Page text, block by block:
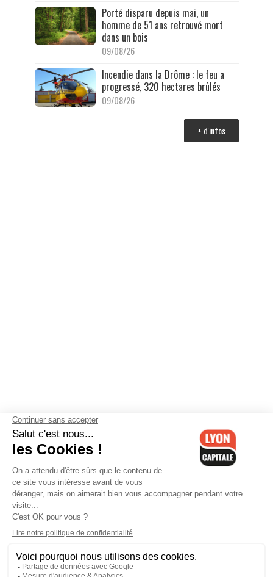
Porté disparu depuis mai, un
homme de 51 ans retrouvé mort
dans un bois
09/08/26
Incendie dans la Drôme : le feu a
progressé, 320 hectares brûlés
09/08/26
+ d'infos
Contactez-nous-Mentions légales-CGV-Politique de